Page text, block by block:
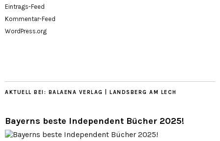
Eintrags-Feed
Kommentar-Feed
WordPress.org
AKTUELL BEI: BALAENA VERLAG | LANDSBERG AM LECH
Bayerns beste Independent Bücher 2025!